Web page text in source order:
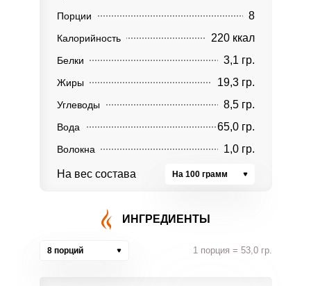
Порции 8
Калорийность 220 ккал
Белки 3,1 гр.
Жиры 19,3 гр.
Углеводы 8,5 гр.
Вода 65,0 гр.
Волокна 1,0 гр.
На вес состава На 100 грамм
ИНГРЕДИЕНТЫ
8 порций 1 порция = 53,0 гр.